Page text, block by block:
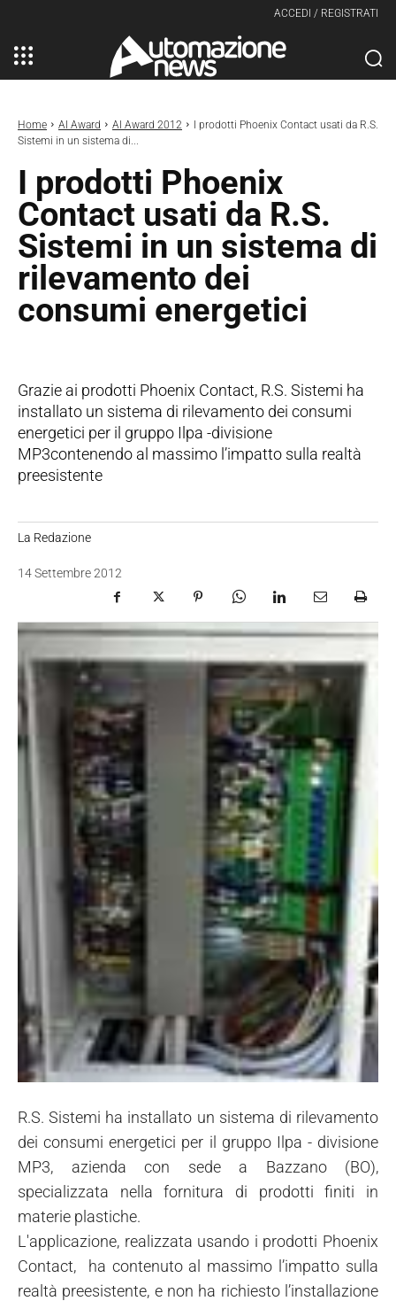
ACCEDI / REGISTRATI
Home AI Award AI Award 2012
I prodotti Phoenix Contact usati da R.S.
Sistemi in un sistema di...
I prodotti Phoenix
Contact usati da R.S.
Sistemi in un sistema di
rilevamento dei
consumi energetici
Grazie ai prodotti Phoenix Contact, R.S. Sistemi ha
installato un sistema di rilevamento dei consumi
energetici per il gruppo Ilpa -divisione
MP3contenendo al massimo l’impatto sulla realtà
preesistente
La Redazione
14 Settembre 2012
R.S. Sistemi ha installato un sistema di rilevamento
dei consumi energetici per il gruppo Ilpa - divisione
MP3, azienda con sede a Bazzano (BO),
specializzata nella fornitura di prodotti finiti in
materie plastiche.
L'applicazione, realizzata usando i prodotti Phoenix
Contact, ha contenuto al massimo l’impatto sulla
realtà preesistente, e non ha richiesto l’installazione